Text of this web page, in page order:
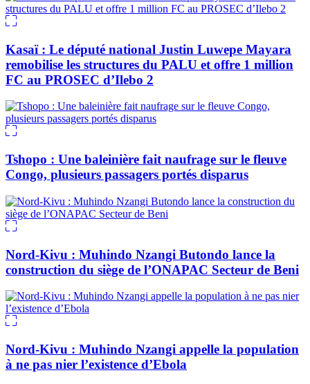
Kasaï : Le député national Justin Luwepe Mayara
remobilise les structures du PALU et offre 1 million
FC au PROSEC d’Ilebo 2
Tshopo : Une baleinière fait naufrage sur le fleuve
Congo, plusieurs passagers portés disparus
Nord-Kivu : Muhindo Nzangi Butondo lance la
construction du siège de l’ONAPAC Secteur de Beni
Nord-Kivu : Muhindo Nzangi appelle la population
à ne pas nier l’existence d’Ebola